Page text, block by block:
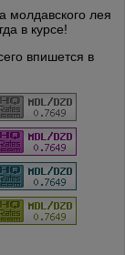
молдавского лея
в курсе!
впишется в